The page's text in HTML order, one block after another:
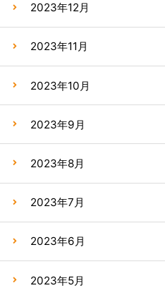
2023年12月
2023年11月
2023年10月
2023年9月
2023年8月
2023年7月
2023年6月
2023年5月